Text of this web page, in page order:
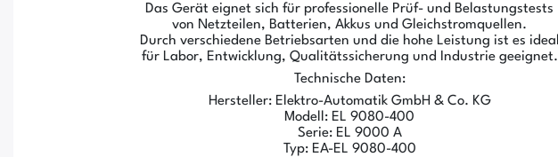
Das Gerät eignet sich für professionelle Prüf- und Belastungstests
von Netzteilen, Batterien, Akkus und Gleichstromquellen.
Durch verschiedene Betriebsarten und die hohe Leistung ist es ideal
für Labor, Entwicklung, Qualitätssicherung und Industrie geeignet.
Technische Daten:
Hersteller: Elektro-Automatik GmbH & Co. KG
Modell: EL 9080-400
Serie: EL 9000 A
Typ: EA-EL 9080-400